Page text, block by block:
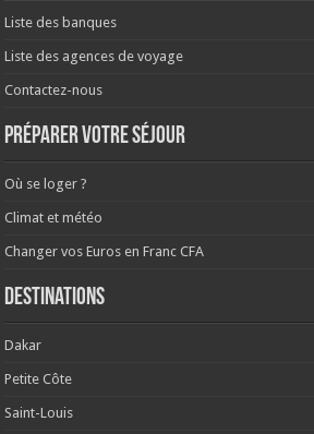
Liste des banques
Liste des agences de voyage
Contactez-nous
Préparer votre séjour
Où se loger ?
Climat et météo
Changer vos Euros en Franc CFA
Destinations
Dakar
Petite Côte
Saint-Louis